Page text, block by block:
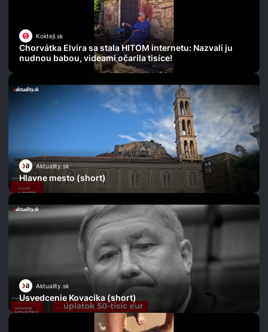
Koktejl.sk
Chorvátka Elvira sa stala HITOM internetu: Nazvali ju
nudnou babou, videami očarila tisíce!
Aktuality.sk
Hlavne mesto (short)
Aktuality.sk
Usvedcenie Kovacika (short)